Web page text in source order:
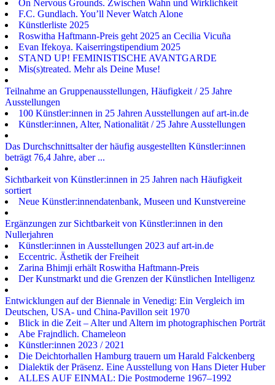
On Nervous Grounds. Zwischen Wahn und Wirklichkeit
F.C. Gundlach. You’ll Never Watch Alone
Künstlerliste 2025
Roswitha Haftmann-Preis geht 2025 an Cecilia Vicuña
Evan Ifekoya. Kaiserringstipendium 2025
STAND UP! FEMINISTISCHE AVANTGARDE
Mis(s)treated. Mehr als Deine Muse!
Teilnahme an Gruppenausstellungen, Häufigkeit / 25 Jahre
Ausstellungen
100 Künstler:innen in 25 Jahren Ausstellungen auf art-in.de
Künstler:innen, Alter, Nationalität / 25 Jahre Ausstellungen
Das Durchschnittsalter der häufig ausgestellten Künstler:innen
beträgt 76,4 Jahre, aber ...
Sichtbarkeit von Künstler:innen in 25 Jahren nach Häufigkeit
sortiert
Neue Künstler:innendatenbank, Museen und Kunstvereine
Ergänzungen zur Sichtbarkeit von Künstler:innen in den
Nullerjahren
Künstler:innen in Ausstellungen 2023 auf art-in.de
Eccentric. Ästhetik der Freiheit
Zarina Bhimji erhält Roswitha Haftmann-Preis
Der Kunstmarkt und die Grenzen der Künstlichen Intelligenz
Entwicklungen auf der Biennale in Venedig: Ein Vergleich im
Deutschen, USA- und China-Pavillon seit 1970
Blick in die Zeit – Alter und Altern im photographischen Porträt
Abe Frajndlich. Chameleon
Künstler:innen 2023 / 2021
Die Deichtorhallen Hamburg trauern um Harald Falckenberg
Dialektik der Präsenz. Eine Ausstellung von Hans Dieter Huber
ALLES AUF EINMAL: Die Postmoderne 1967–1992